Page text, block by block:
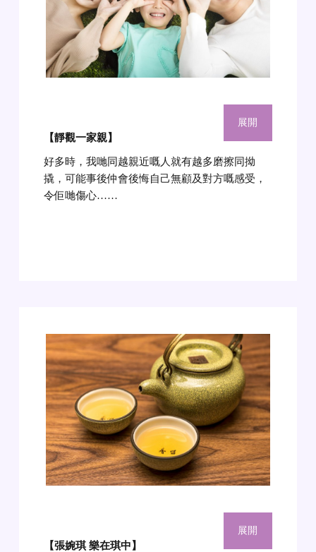
【靜觀一家親】
好多時，我哋同越親近嘅人就有越多磨擦同拗
撬，可能事後仲會後悔自己無顧及對方嘅感受，
令佢哋傷心……
展開
【張婉琪 樂在琪中】
展開